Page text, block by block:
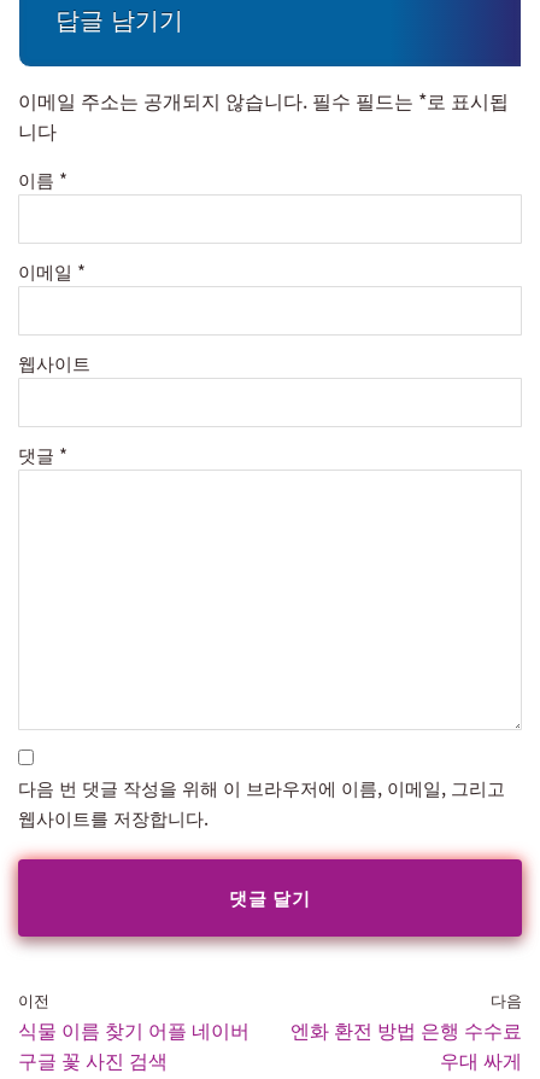
답글 남기기
이메일 주소는 공개되지 않습니다. 필수 필드는 *로 표시됩
니다
이름 *
이메일 *
웹사이트
댓글 *
다음 번 댓글 작성을 위해 이 브라우저에 이름, 이메일, 그리고
웹사이트를 저장합니다.
이전
식물 이름 찾기 어플 네이버
구글 꽃 사진 검색
다음
엔화 환전 방법 은행 수수료
우대 싸게